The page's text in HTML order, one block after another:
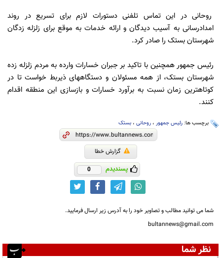
روحانی در این تماس تلفنی دستورات لازم برای تسریع در روند
امدادرسانی به آسیب دیدگان و ارائه خدمات به موقع برای زلزله زدگان
شهرستان بستک را صادر کرد.
رئیس جمهور همچنین با تاکید بر جبران خسارات وارده به مردم زلزله زده
شهرستان بستک، از همه مسئولان و دستگاههای ذیربط خواست تا در
کوتاهترین زمان نسبت به برآورد خسارات و بازسازی این منطقه اقدام
کنند.
برچسب ها: رئیس جمهور ، روحانی ، بستک
گزارش خطا
پسندیدم 0
شما می توانید مطالب و تصاویر خود را به آدرس زیر ارسال فرمایید.
bultannews@gmail.com
نظر شما